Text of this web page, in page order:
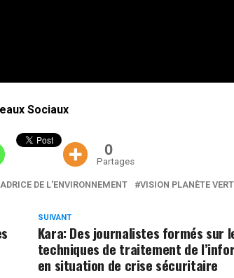
Sociaux
0
Partages
DE L'ENVIRONNEMENT VISION PLANÈTE
SUIVANT
Kara: Des journalistes formés sur
techniques de traitement de
en situation de crise sécuritaire